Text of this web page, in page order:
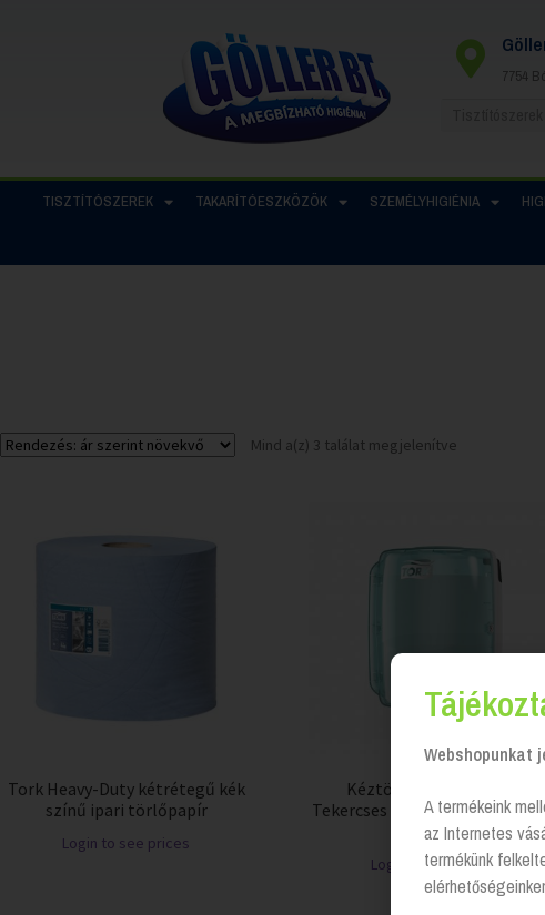
7754
TISZTÍTÓSZEREK TAKARÍTÓESZKÖZÖK SZEMÉLYHIGIÉNIA
Mind a(z) 3 találat megjelenítve
Tork Heavy-Duty kétrétegű kék
színű ipari törlőpapír
Login to see prices
Kéztörlő papír adagoló
Tekercses belsőmagos Maxi,
(W2) Tork
Login to see prices
Webshopunkat
A termékeink
az Internetes
termékünk